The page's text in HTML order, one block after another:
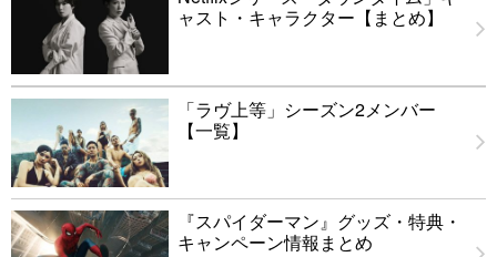
ャスト・キャラクター【まとめ】
「ラヴ上等」シーズン2メンバー
【一覧】
『スパイダーマン』グッズ・特典・
キャンペーン情報まとめ